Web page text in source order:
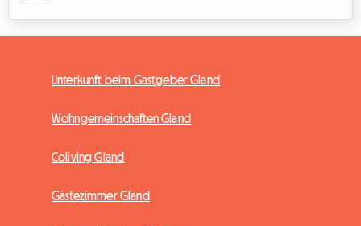
Unterkunft beim Gastgeber Gland
Wohngemeinschaften Gland
Coliving Gland
Gästezimmer Gland